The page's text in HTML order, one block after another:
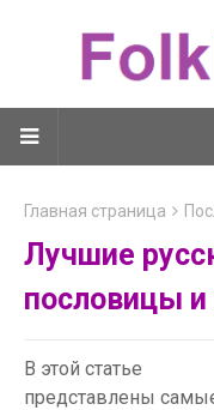
Главная страница
Лучшие
пословицы и
В этой статье
представлены